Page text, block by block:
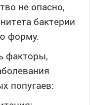
не опасно,
бактерии
форму.
факторы,
попугаев: